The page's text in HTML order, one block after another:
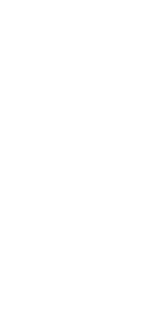
zu den gewohnten